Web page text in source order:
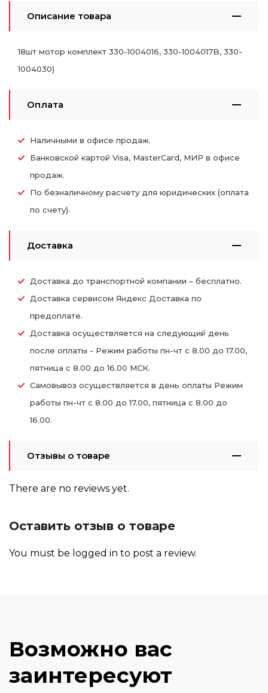
Описание товара
18шт мотор комплект 330-1004016, 330-1004017B, 330-
1004030)
Оплата
Наличными в офисе продаж.
Банковской картой Visa, MasterCard, МИР в офисе
продаж.
По безналичному расчету для юридических (оплата
по счету).
Доставка
Доставка до транспортной компании – бесплатно.
Доставка сервисом Яндекс Доставка по
предоплате.
Доставка осуществляется на следующий день
после оплаты - Режим работы пн-чт с 8.00 до 17.00,
пятница с 8.00 до 16.00 МСК.
Самовывоз осуществляется в день оплаты Режим
работы пн-чт с 8.00 до 17.00, пятница с 8.00 до
16.00.
Отзывы о товаре
There are no reviews yet.
Оставить отзыв о товаре
You must be logged in to post a review.
Возможно вас
заинтересуют